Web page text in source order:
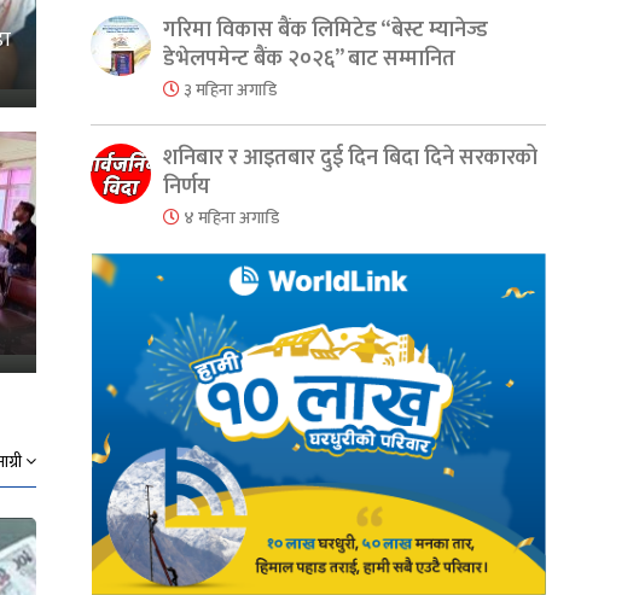
गरिमा विकास बैंक लिमिटेड “बेस्ट म्यानेज्ड
डेभेलपमेन्ट बैंक २०२६” बाट सम्मानित
३ महिना अगाडि
शनिबार र आइतबार दुई दिन बिदा दिने सरकारको
निर्णय
४ महिना अगाडि